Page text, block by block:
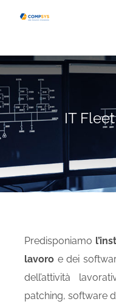
IT
Predisponiamo
lavoro e dei
dell’attività
patching, software